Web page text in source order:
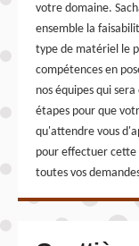
votre domaine.
ensemble la
type de matériel le
compétences en
nos équipes qui
étapes pour que
qu'attendre vous
pour effectuer cette
toutes vos